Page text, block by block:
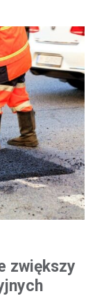
zwiększy